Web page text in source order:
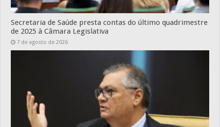
Secretaria de Saúde presta contas do último quadrimestre
de 2025 à Câmara Legislativa
7 de agosto de 2026